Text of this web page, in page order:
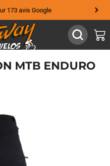
avis Google
MTB ENDURO